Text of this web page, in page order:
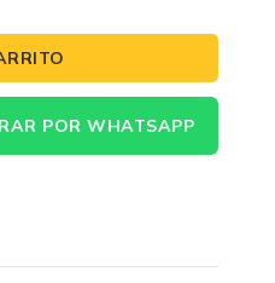
POR WHATSAPP